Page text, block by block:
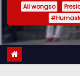
Ali wongso